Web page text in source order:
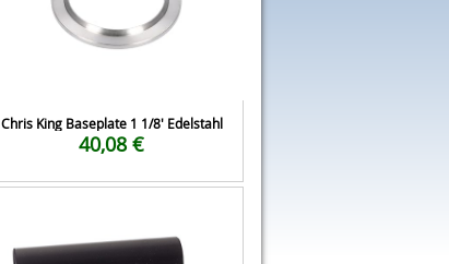
Chris King Baseplate 1 1/8' Edelstahl
40,08 €